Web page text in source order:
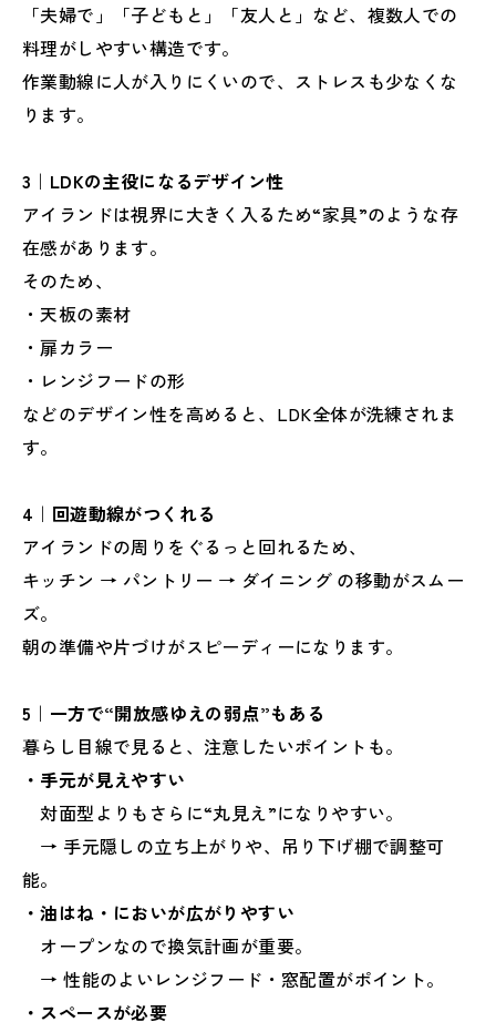
「夫婦で」「子どもと」「友人と」など、複数人での
料理がしやすい構造です。
作業動線に人が入りにくいので、ストレスも少なくな
ります。
3｜LDKの主役になるデザイン性
アイランドは視界に大きく入るため“家具”のような存
在感があります。
そのため、
・天板の素材
・扉カラー
・レンジフードの形
などのデザイン性を高めると、LDK全体が洗練されま
す。
4｜回遊動線がつくれる
アイランドの周りをぐるっと回れるため、
キッチン → パントリー → ダイニング の移動がスムー
ズ。
朝の準備や片づけがスピーディーになります。
5｜一方で“開放感ゆえの弱点”もある
暮らし目線で見ると、注意したいポイントも。
・手元が見えやすい
対面型よりもさらに“丸見え”になりやすい。
→ 手元隠しの立ち上がりや、吊り下げ棚で調整可
能。
・油はね・においが広がりやすい
オープンなので換気計画が重要。
→ 性能のよいレンジフード・窓配置がポイント。
・スペースが必要